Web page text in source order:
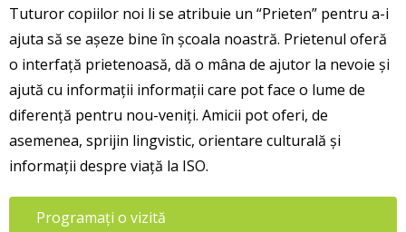
Tuturor copiilor noi li se atribuie un “Prieten” pentru a-i
ajuta să se așeze bine în școala noastră. Prietenul oferă
o interfață prietenoasă, dă o mâna de ajutor la nevoie și
ajută cu informații informații care pot face o lume de
diferență pentru nou-veniți. Amicii pot oferi, de
asemenea, sprijin lingvistic, orientare culturală și
informații despre viață la ISO.
Programați o vizită